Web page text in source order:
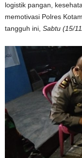
logistik pangan,
memotivasi Polres
tangguh ini, Sabtu (15/